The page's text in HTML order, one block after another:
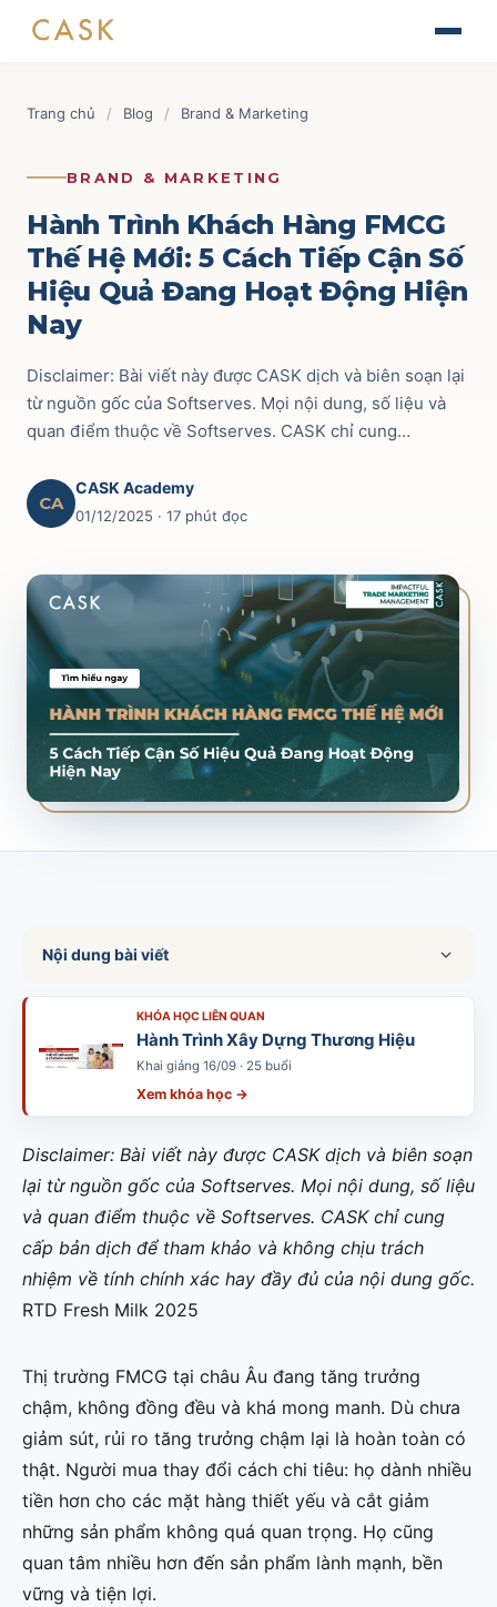
The Journey of Brand Building
Thiết kế chiến lược & kế hoạch Marketing
Tài chính ứng dụng cho quản lý thương mại
Lập kế hoạch kinh doanh hàng năm
Impactful Trade Marketing Management
Thiết kế chiến lược & kế hoạch Trade Marketing
Data-driven Trade Marketing Excellence
Phân tích dữ liệu Trade Marketing
Route To Market Strategy
SALES & DISTRIBUTION
Modern Trade Key Account Management
Quản trị khách hàng trọng điểm kênh hiện đại
Design Winning Ecommerce Channel
Chiến lược kênh thương mại điện tử
LỊCH HỌC
Xem lịch khai giảng tất cả khóa học
Đăng ký ngay →
Trade Marketing 110
Route to Market 52
Commercial Finance
Key Account 42
Liên hệ
Trang chủ / Blog / Brand & Marketing
BRAND & MARKETING
Hành Trình Khách Hàng FMCG
Thế Hệ Mới: 5 Cách Tiếp Cận Số
Hiệu Quả Đang Hoạt Động Hiện
Nay
Disclaimer: Bài viết này được CASK dịch và biên soạn lại
từ nguồn gốc của Softserves. Mọi nội dung, số liệu và
quan điểm thuộc về Softserves. CASK chỉ cung…
CA
CASK Academy
01/12/2025 · 17 phút đọc
Nội dung bài viết
KHÓA HỌC LIÊN QUAN
Hành Trình Xây Dựng Thương Hiệu
Khai giảng 16/09 · 25 buổi
Xem khóa học →
Disclaimer: Bài viết này được CASK dịch và biên soạn
lại từ nguồn gốc của Softserves. Mọi nội dung, số liệu
và quan điểm thuộc về Softserves. CASK chỉ cung
cấp bản dịch để tham khảo và không chịu trách
nhiệm về tính chính xác hay đầy đủ của nội dung gốc.
RTD Fresh Milk 2025
Thị trường FMCG tại châu Âu đang tăng trưởng
chậm, không đồng đều và khá mong manh. Dù chưa
giảm sút, rủi ro tăng trưởng chậm lại là hoàn toàn có
thật. Người mua thay đổi cách chi tiêu: họ dành nhiều
tiền hơn cho các mặt hàng thiết yếu và cắt giảm
những sản phẩm không quá quan trọng. Họ cũng
quan tâm nhiều hơn đến sản phẩm lành mạnh, bền
vững và tiện lợi.